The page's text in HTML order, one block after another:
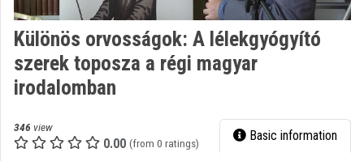
Organization discovery
Categories
Organization playlists
Különös orvosságok: A lélekgyógyító
szerek toposza a régi magyar
irodalomban
346 view
0.00 (from 0 ratings) Basic information